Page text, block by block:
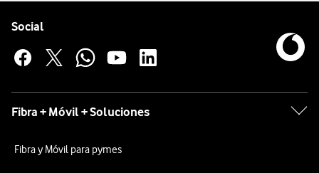
Social
Fibra + Móvil + Soluciones
Fibra y Móvil para pymes